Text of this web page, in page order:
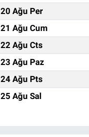
20 Ağu Per
21 Ağu Cum
22 Ağu Cts
23 Ağu Paz
24 Ağu Pts
25 Ağu Sal